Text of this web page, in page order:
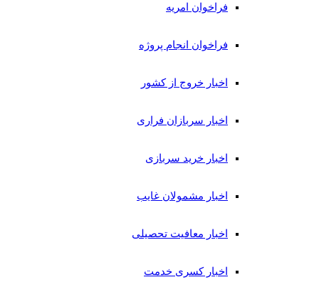
فراخوان امریه
فراخوان انجام پروژه
اخبار خروج از کشور
اخبار سربازان فراری
اخبار خرید سربازی
اخبار مشمولان غایب
اخبار معافیت تحصیلی
اخبار کسری خدمت